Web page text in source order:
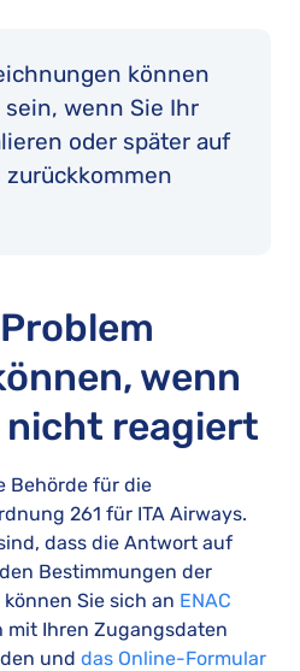
können
wenn Sie Ihr
oder später auf
zurückkommen
wenn
nicht reagiert
Behörde für die
261 für ITA Airways.
dass die Antwort auf
Bestimmungen der
Sie sich an ENAC
mit Ihren Zugangsdaten
und das Online-Formular